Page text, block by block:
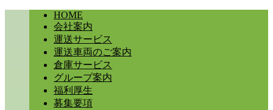
HOME
会社案内
運送サービス
運送車両のご案内
倉庫サービス
グループ案内
福利厚生
募集要項